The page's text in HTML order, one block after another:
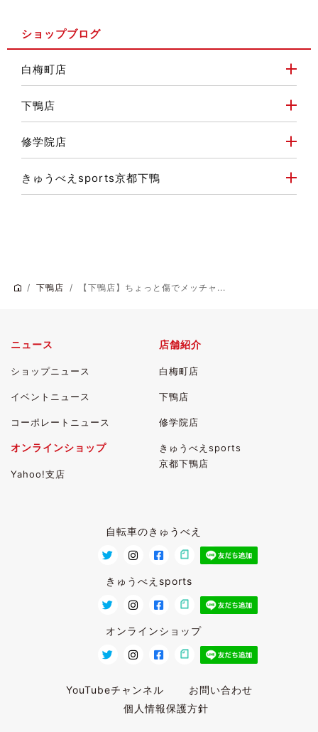
ショップブログ
白梅町店
下鴨店
修学院店
きゅうべえsports京都下鴨
下鴨店 【下鴨店】ちょっと傷でメッチャ...
ニュース
ショップニュース
イベントニュース
コーポレートニュース
店舗紹介
白梅町店
下鴨店
修学院店
きゅうべえsports
京都下鴨店
オンラインショップ
Yahoo!支店
自転車のきゅうべえ
きゅうべえsports
オンラインショップ
YouTubeチャンネル
お問い合わせ
個人情報保護方針